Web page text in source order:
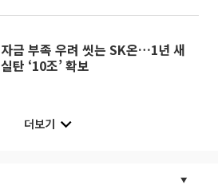
자금 부족 우려 씻는 SK온…1년 새
실탄 ‘10조’ 확보
더보기